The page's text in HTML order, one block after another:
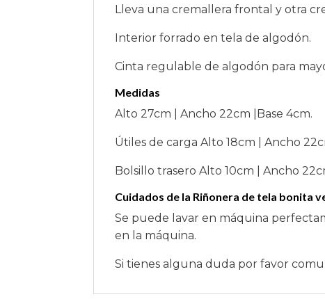
Lleva una cremallera frontal y otra
Interior forrado en tela de algodón.
Cinta regulable de algodón para
Medidas
Alto 27cm | Ancho 22cm |Base 4cm.
Útiles de carga Alto 18cm | Ancho
Bolsillo trasero Alto 10cm | Ancho
Cuidados de la Riñonera de tela bonita
Se puede lavar en máquina
en la máquina.
Si tienes alguna duda por favor